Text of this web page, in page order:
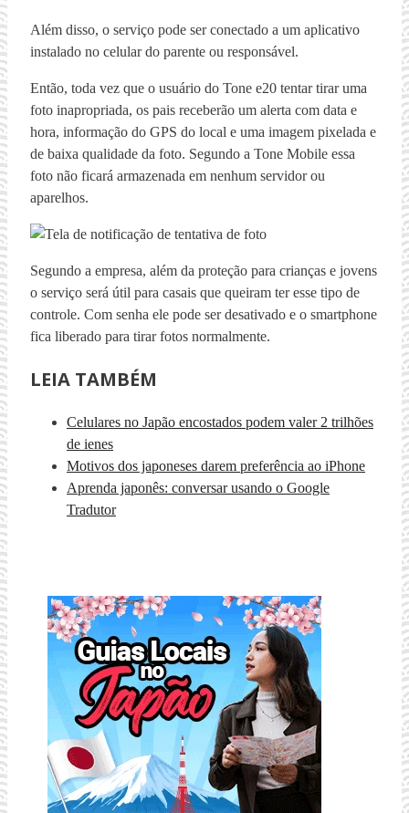
Além disso, o serviço pode ser conectado a um aplicativo
instalado no celular do parente ou responsável.
Então, toda vez que o usuário do Tone e20 tentar tirar uma
foto inapropriada, os pais receberão um alerta com data e
hora, informação do GPS do local e uma imagem pixelada e
de baixa qualidade da foto. Segundo a Tone Mobile essa
foto não ficará armazenada em nenhum servidor ou
aparelhos.
Segundo a empresa, além da proteção para crianças e jovens
o serviço será útil para casais que queiram ter esse tipo de
controle. Com senha ele pode ser desativado e o smartphone
fica liberado para tirar fotos normalmente.
LEIA TAMBÉM
Celulares no Japão encostados podem valer 2 trilhões
de ienes
Motivos dos japoneses darem preferência ao iPhone
Aprenda japonês: conversar usando o Google
Tradutor